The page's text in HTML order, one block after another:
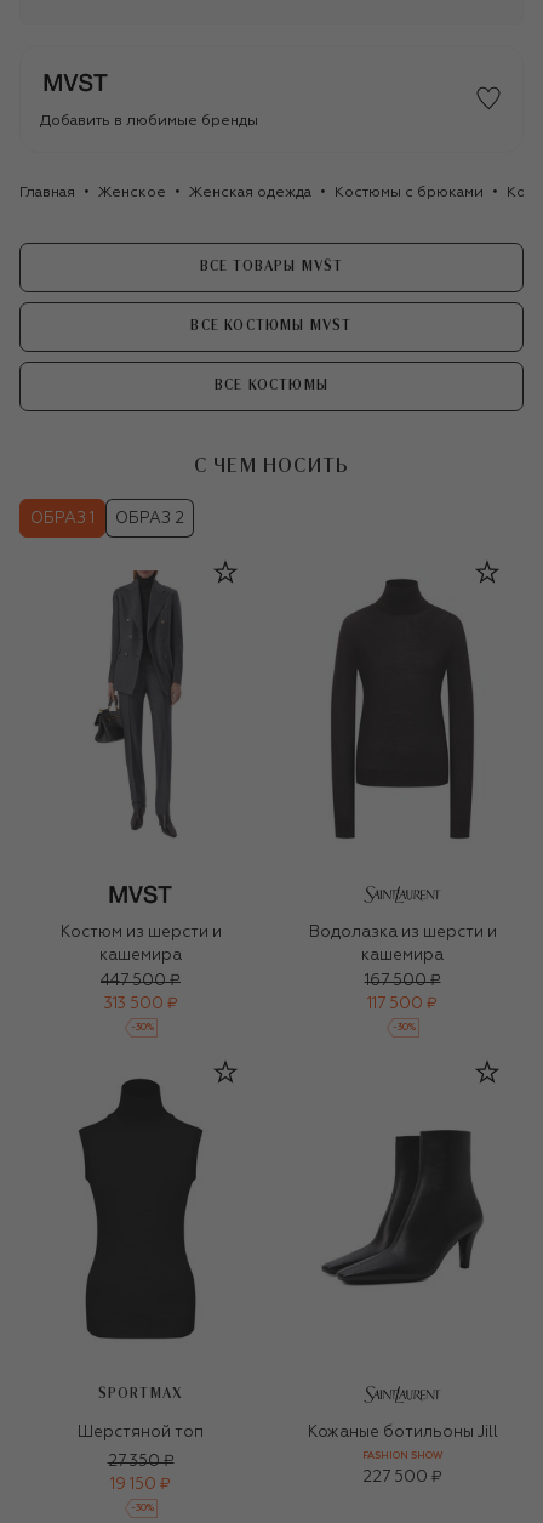
Добавить в любимые бренды
Главная Женское Женская одежда Костюмы с брюками
ВСЕ ТОВАРЫ MVST
ВСЕ КОСТЮМЫ MVST
ВСЕ КОСТЮМЫ
С ЧЕМ НОСИТЬ
ОБРАЗ 1 ОБРАЗ 2
Костюм из шерсти и
кашемира
447 500 ₽
313 500 ₽
-30%
Водолазка из шерсти и
кашемира
167 500 ₽
117 500 ₽
-30%
SPORTMAX
Шерстяной топ
27 350 ₽
19 150 ₽
-30%
Кожаные ботильоны Jill
FASHION SHOW
227 500 ₽